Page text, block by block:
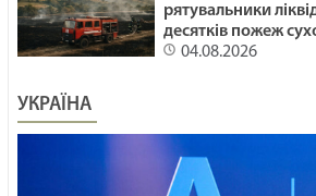
МНОЖИТИ ВОГОНЬ
Ти належиш багатству
25. 30 - а неділя по ЗСД.
рятувальники
десятків пожеж
04.08.2026
УКРАЇНА